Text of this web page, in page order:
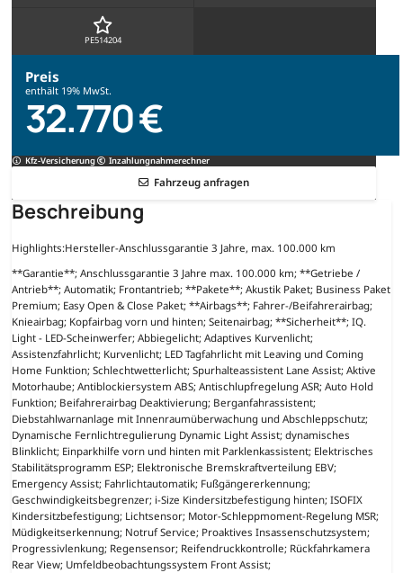
PE514204
Preis
enthält 19% MwSt.
32.770 €
Kfz-Versicherung Inzahlungnahmerechner
Fahrzeug anfragen
Beschreibung
Highlights:Hersteller-Anschlussgarantie 3 Jahre, max. 100.000 km
**Garantie**; Anschlussgarantie 3 Jahre max. 100.000 km; **Getriebe /
Antrieb**; Automatik; Frontantrieb; **Pakete**; Akustik Paket; Business Paket
Premium; Easy Open & Close Paket; **Airbags**; Fahrer-/Beifahrerairbag;
Knieairbag; Kopfairbag vorn und hinten; Seitenairbag; **Sicherheit**; IQ.
Light - LED-Scheinwerfer; Abbiegelicht; Adaptives Kurvenlicht;
Assistenzfahrlicht; Kurvenlicht; LED Tagfahrlicht mit Leaving und Coming
Home Funktion; Schlechtwetterlicht; Spurhalteassistent Lane Assist; Aktive
Motorhaube; Antiblockiersystem ABS; Antischlupfregelung ASR; Auto Hold
Funktion; Beifahrerairbag Deaktivierung; Berganfahrassistent;
Diebstahlwarnanlage mit Innenraumüberwachung und Abschleppschutz;
Dynamische Fernlichtregulierung Dynamic Light Assist; dynamisches
Blinklicht; Einparkhilfe vorn und hinten mit Parklenkassistent; Elektrisches
Stabilitätsprogramm ESP; Elektronische Bremskraftverteilung EBV;
Emergency Assist; Fahrlichtautomatik; Fußgängererkennung;
Geschwindigkeitsbegrenzer; i-Size Kindersitzbefestigung hinten; ISOFIX
Kindersitzbefestigung; Lichtsensor; Motor-Schleppmoment-Regelung MSR;
Müdigkeitserkennung; Notruf Service; Proaktives Insassenschutzsystem;
Progressivlenkung; Regensensor; Reifendruckkontrolle; Rückfahrkamera
Rear View; Umfeldbeobachtungssystem Front Assist;